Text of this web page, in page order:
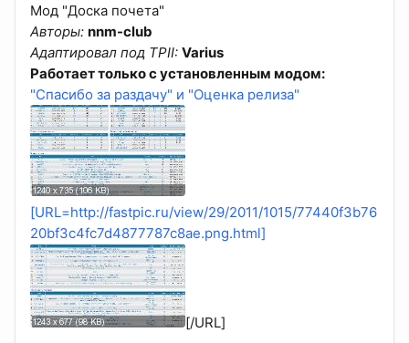
Мод "Доска почета"
Авторы: nnm-club
Адаптировал под TPII: Varius
Работает только с установленным модом:
"Спасибо за раздачу" и "Оценка релиза"
[URL=http://fastpic.ru/view/29/2011/1015/77440f3b76
20bf3c4fc7d4877787c8ae.png.html]
[/URL]